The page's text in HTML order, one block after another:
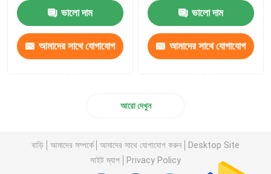
ভালো দাম
আমাদের সাথে যোগাযোগ
ভালো দাম
আমাদের সাথে যোগাযোগ
আরো দেখুন
বাড়ি আমাদের সম্পর্কে আমাদের সাথে যোগাযোগ করুন
Desktop Site
সাইট ম্যাপ
Privacy Policy